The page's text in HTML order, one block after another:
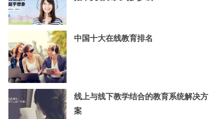
中国十大在线教育排名
线上与线下教学结合的教育系统解决方
案